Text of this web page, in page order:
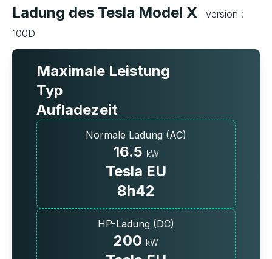
Ladung des Tesla Model X
version :
100D
Maximale Leistung
Typ
Aufladezeit
Normale Ladung (AC)
16.5 kW
Tesla EU
8h42
HP-Ladung (DC)
200 kW